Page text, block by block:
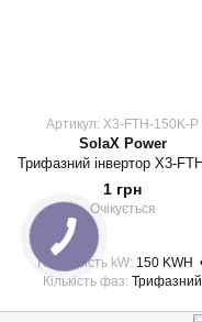
Артикул: X3-FTH-150K-P
SolaX Power
1 грн
Очікується
Потужність kW 150 KWH
Кількість фаз Трифазний